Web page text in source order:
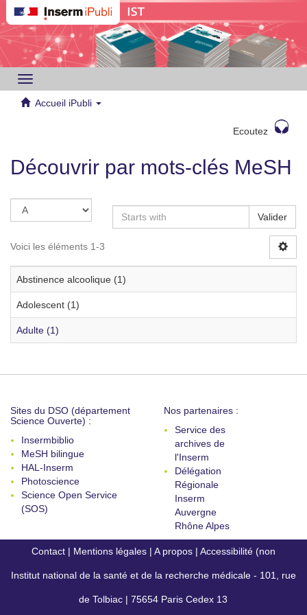
Toggle
navigation
Accueil iPubli
Ecoutez
Découvrir par mots-clés MeSH
Valider
Voici les éléments 1-3
Abstinence alcoolique (1)
Adolescent (1)
Adulte (1)
Sites du DSO (département
Science Ouverte) :
Insermbiblio
MeSH bilingue
HAL-Inserm
Photoscience
Science Open Service
(SOS)
Nos partenaires :
Service des
archives de
l'Inserm
Délégation
Régionale
Inserm
Auvergne
Rhône Alpes
Contact | Mentions légales | A propos | Accessibilité (non
conforme)
Institut national de la santé et de la recherche médicale - 101, rue
de Tolbiac | 75654 Paris Cedex 13